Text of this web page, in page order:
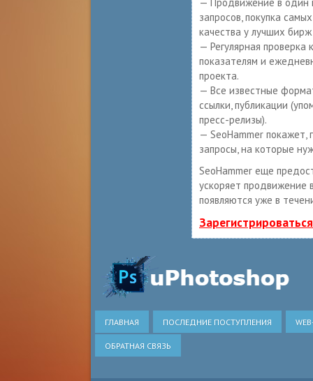
— Продвижение в один
запросов, покупка
качества у лучших бирж
— Регулярная проверка
показателям и
проекта.
— Все известные
ссылки, публикации
пресс-релизы).
— SeoHammer покажет,
запросы, на которые
SeoHammer еще
ускоряет продвижение
появляются уже в
ГЛАВНАЯ ПОСЛЕДНИЕ ПОСТУПЛЕНИЯ
ОБРАТНАЯ СВЯЗЬ